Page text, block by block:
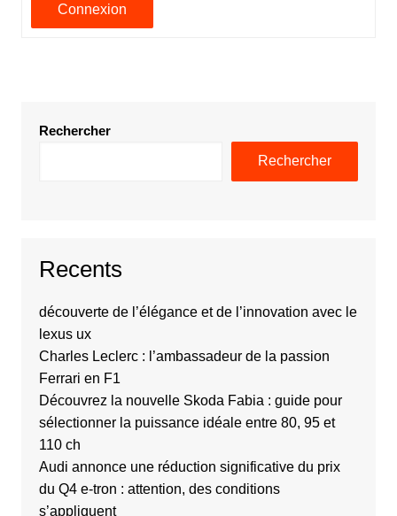
Connexion
Rechercher
Rechercher
Recents
découverte de l’élégance et de l’innovation avec le
lexus ux
Charles Leclerc : l’ambassadeur de la passion
Ferrari en F1
Découvrez la nouvelle Skoda Fabia : guide pour
sélectionner la puissance idéale entre 80, 95 et
110 ch
Audi annonce une réduction significative du prix
du Q4 e-tron : attention, des conditions
s’appliquent